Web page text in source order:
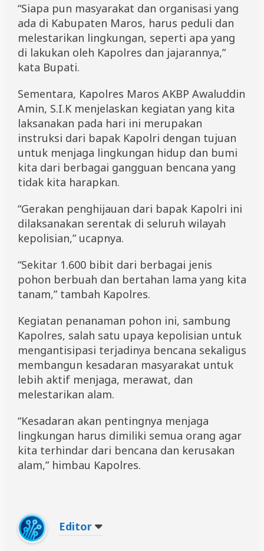
“Siapa pun masyarakat dan organisasi yang
ada di Kabupaten Maros, harus peduli dan
melestarikan lingkungan, seperti apa yang
di lakukan oleh Kapolres dan jajarannya,”
kata Bupati.
Sementara, Kapolres Maros AKBP Awaluddin
Amin, S.I.K menjelaskan kegiatan yang kita
laksanakan pada hari ini merupakan
instruksi dari bapak Kapolri dengan tujuan
untuk menjaga lingkungan hidup dan bumi
kita dari berbagai gangguan bencana yang
tidak kita harapkan.
“Gerakan penghijauan dari bapak Kapolri ini
dilaksanakan serentak di seluruh wilayah
kepolisian,” ucapnya.
“Sekitar 1.600 bibit dari berbagai jenis
pohon berbuah dan bertahan lama yang kita
tanam,” tambah Kapolres.
Kegiatan penanaman pohon ini, sambung
Kapolres, salah satu upaya kepolisian untuk
mengantisipasi terjadinya bencana sekaligus
membangun kesadaran masyarakat untuk
lebih aktif menjaga, merawat, dan
melestarikan alam.
“Kesadaran akan pentingnya menjaga
lingkungan harus dimiliki semua orang agar
kita terhindar dari bencana dan kerusakan
alam,” himbau Kapolres.
Editor